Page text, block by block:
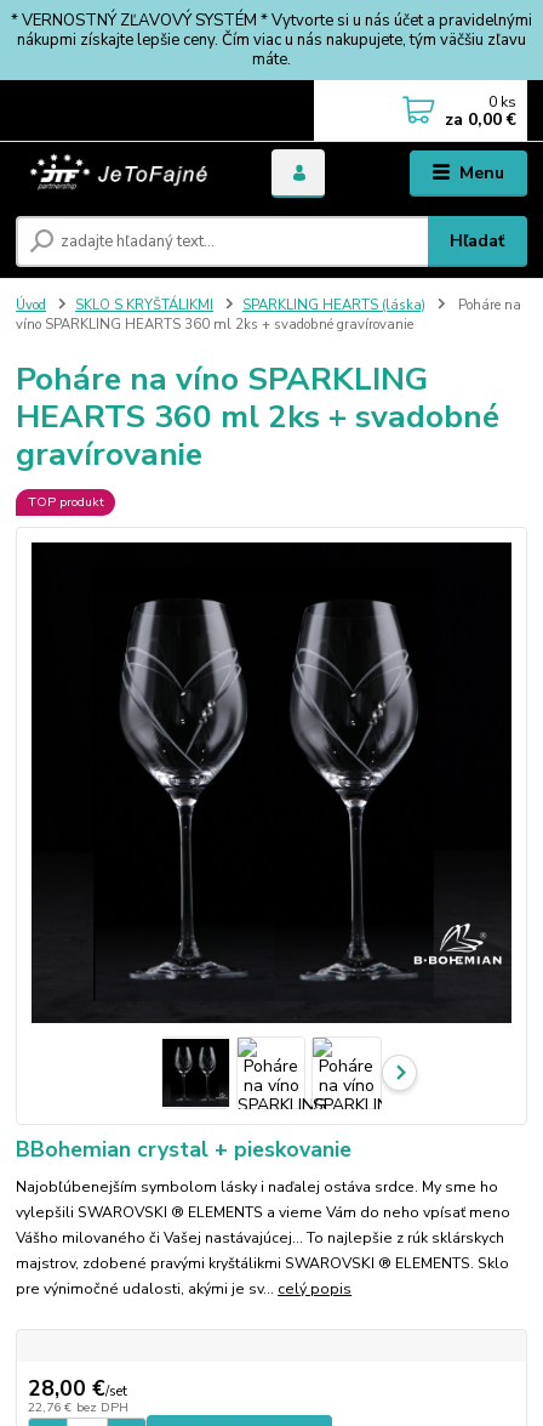
* VERNOSTNÝ ZĽAVOVÝ SYSTÉM * Vytvorte si u nás účet a pravidelnými
nákupmi získajte lepšie ceny. Čím viac u nás nakupujete, tým väčšiu zľavu
máte.
Menu
Hľadať
0 ks
za 0,00 €
Úvod SKLO S KRYŠTÁLIKMI SPARKLING HEARTS (láska)
Poháre na
víno SPARKLING HEARTS 360 ml 2ks + svadobné gravírovanie
Poháre na víno SPARKLING
HEARTS 360 ml 2ks + svadobné
gravírovanie
TOP produkt
BBohemian crystal + pieskovanie
Najobľúbenejším symbolom lásky i naďalej ostáva srdce. My sme ho
vylepšili SWAROVSKI ® ELEMENTS a vieme Vám do neho vpísať meno
Vášho milovaného či Vašej nastávajúcej... To najlepšie z rúk sklárskych
majstrov, zdobené pravými kryštálikmi SWAROVSKI ® ELEMENTS. Sklo
pre výnimočné udalosti, akými je sv... celý popis
28,00 €/set
22,76 € bez DPH